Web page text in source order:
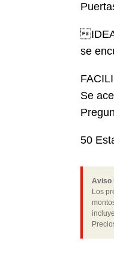
se
Se
50
Aviso
Los